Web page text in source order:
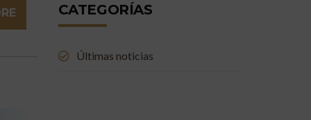
CATEGORÍAS
Últimas noticias